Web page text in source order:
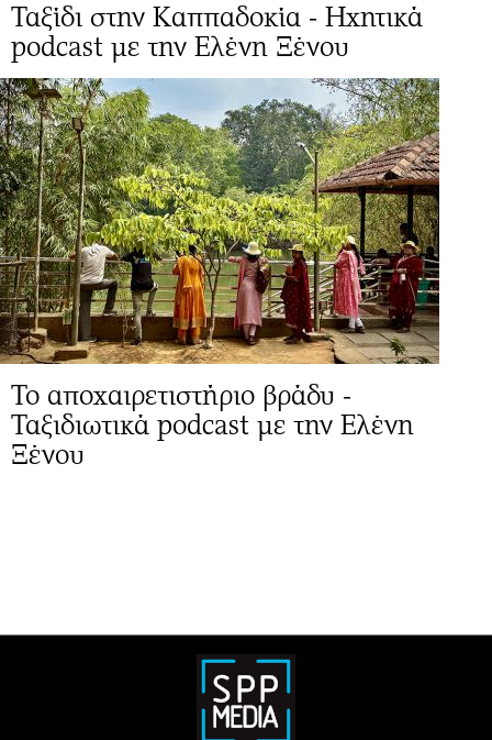
Ταξίδι στην Καππαδοκία - Ηχητικά
podcast με την Ελένη Ξένου
Το αποχαιρετιστήριο βράδυ -
Ταξιδιωτικά podcast με την Ελένη
Ξένου